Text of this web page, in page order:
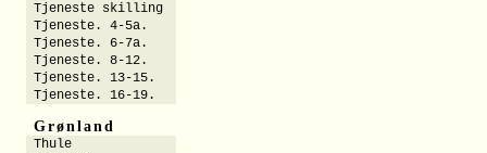
Tjeneste skilling
Tjeneste. 4-5a.
Tjeneste. 6-7a.
Tjeneste. 8-12.
Tjeneste. 13-15.
Tjeneste. 16-19.
Grønland
Thule